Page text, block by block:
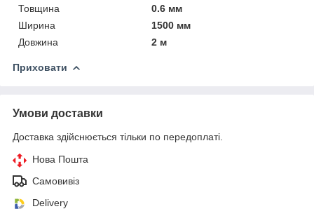
Товщина
0.6 мм
Ширина
1500 мм
Довжина
2 м
Приховати
Умови доставки
Доставка здійснюється тільки по передоплаті.
Нова Пошта
Самовивіз
Delivery